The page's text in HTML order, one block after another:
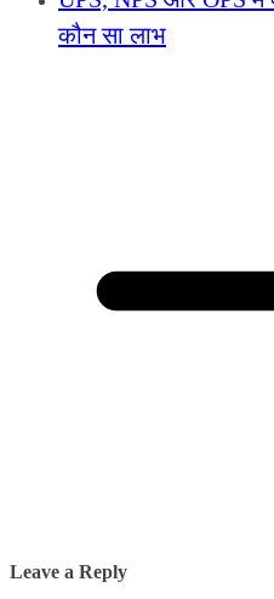
कौन सा लाभ
Leave a Reply